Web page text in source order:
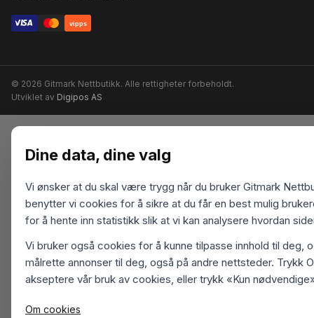
vipps
© 2026 Gitmark Nettbutikk. Alle rettigheter forbeholdt.
Utviklet av Digipos AS
Dine data, dine valg
Vi ønsker at du skal være trygg når du bruker Gitmark
benytter vi cookies for å sikre at du får en best mulig
for å hente inn statistikk slik at vi kan analysere hvordan
Vi bruker også cookies for å kunne tilpasse innhold til deg,
målrette annonser til deg, også på andre nettsteder. Trykk
akseptere vår bruk av cookies, eller trykk «Kun
Om cookies